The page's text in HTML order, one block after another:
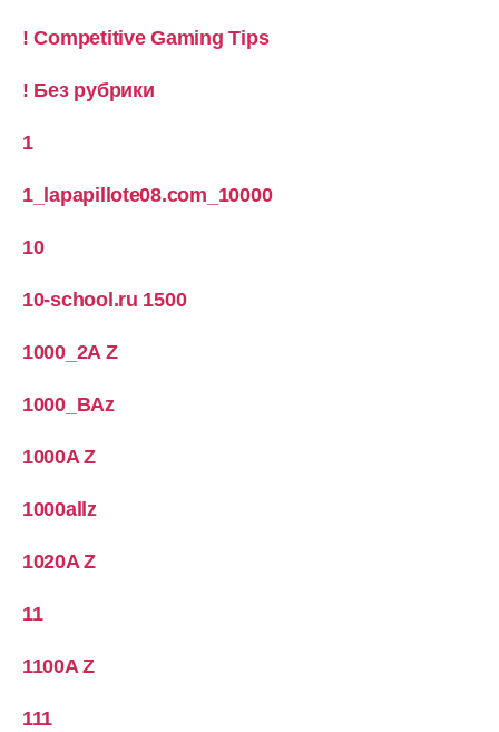
! Competitive Gaming Tips
! Без рубрики
1
1_lapapillote08.com_10000
10
10-school.ru 1500
1000_2A Z
1000_BAz
1000A Z
1000allz
1020A Z
11
1100A Z
111